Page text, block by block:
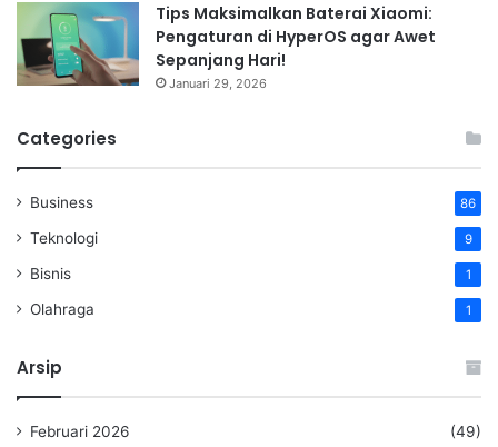
Tips Maksimalkan Baterai Xiaomi:
Pengaturan di HyperOS agar Awet
Sepanjang Hari!
Januari 29, 2026
Categories
Business 86
Teknologi 9
Bisnis 1
Olahraga 1
Arsip
Februari 2026
(49)